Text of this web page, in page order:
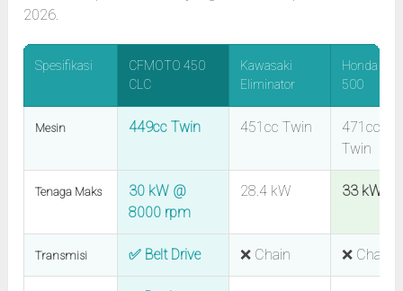
2026.
Spesifikasi
CFMOTO 450
CLC
Kawasaki
Eliminator
Honda
500
Mesin 449cc Twin 451cc Twin
471cc
Twin
Tenaga Maks
30 kW @
8000 rpm
28.4 kW 33 kW
Transmisi ✅ Belt Drive ❌ Chain ❌ Chain